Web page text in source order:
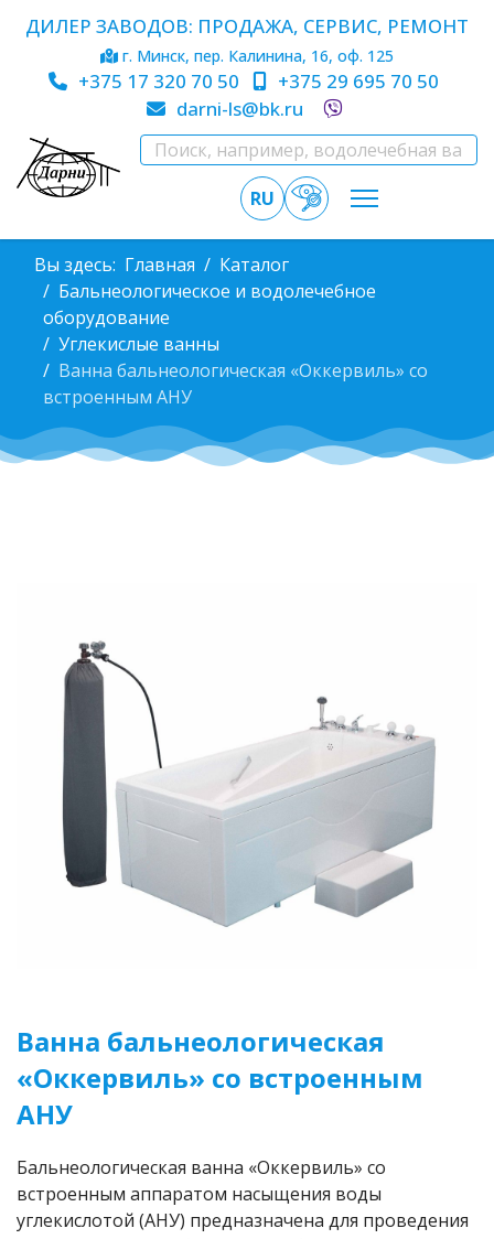
ДИЛЕР ЗАВОДОВ: ПРОДАЖА, СЕРВИС, РЕМОНТ
г. Минск, пер. Калинина, 16, оф. 125
+375 17 320 70 50
+375 29 695 70 50
darni-ls@bk.ru
RU
Вы здесь: Главная
Каталог
Бальнеологическое и водолечебное
оборудование
Углекислые ванны
Ванна бальнеологическая «Оккервиль» со
встроенным АНУ
Ванна бальнеологическая
«Оккервиль» со встроенным
АНУ
Бальнеологическая ванна «Оккервиль» со
встроенным аппаратом насыщения воды
углекислотой (АНУ) предназначена для проведения